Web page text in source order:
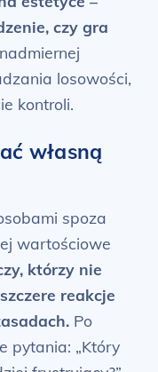
czy gra
losowości,
kontroli.
własną
spoza
wartościowe
którzy nie
reakcje
Po
pytania: „Który